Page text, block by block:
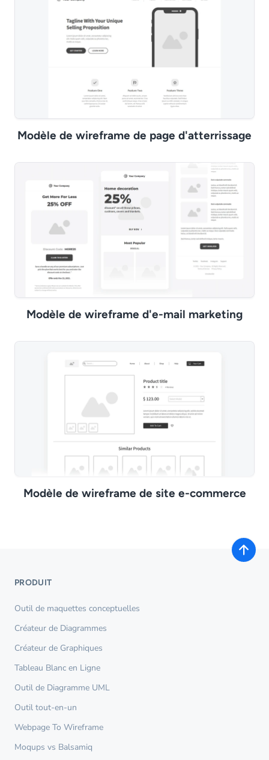
Modèle de wireframe de page d'atterrissage
Modèle de wireframe d'e-mail marketing
Modèle de wireframe de site e-commerce
PRODUIT
Outil de maquettes conceptuelles
Créateur de Diagrammes
Créateur de Graphiques
Tableau Blanc en Ligne
Outil de Diagramme UML
Outil tout-en-un
Webpage To Wireframe
Moqups vs Balsamiq